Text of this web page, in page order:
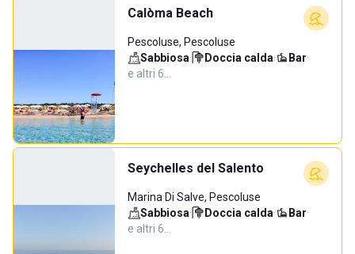
Calòma Beach
Pescoluse, Pescoluse
Sabbiosa· Doccia calda· Bar·
e altri 6…
Seychelles del Salento
Marina Di Salve, Pescoluse
Sabbiosa· Doccia calda· Bar·
e altri 6…